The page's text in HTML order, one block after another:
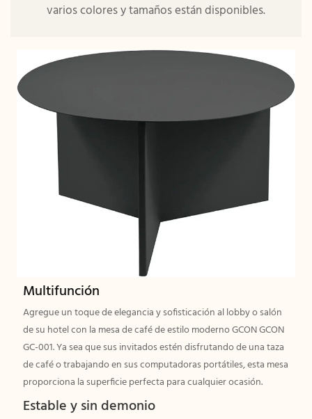
varios colores y tamaños están disponibles.
Multifunción
Agregue un toque de elegancia y sofisticación al lobby o salón
de su hotel con la mesa de café de estilo moderno GCON GCON
GC-001. Ya sea que sus invitados estén disfrutando de una taza
de café o trabajando en sus computadoras portátiles, esta mesa
proporciona la superficie perfecta para cualquier ocasión.
Estable y sin demonio